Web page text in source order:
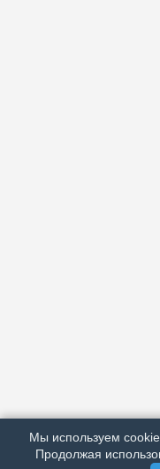
РЕКЛАМА У НАС
МЫ В СОЦСЕТЯХ
Мы используем
Продолжая